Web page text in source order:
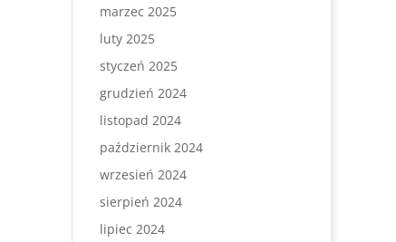
marzec 2025
luty 2025
styczeń 2025
grudzień 2024
listopad 2024
październik 2024
wrzesień 2024
sierpień 2024
lipiec 2024